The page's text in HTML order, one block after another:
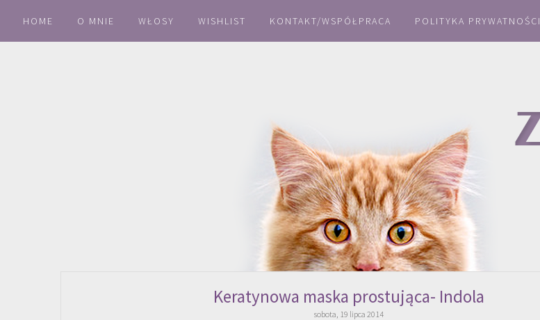
HOME O MNIE WŁOSY WISHLIST KONTAKT/WSPÓŁPRACA POLITYKA PRYWATNOŚCI
Keratynowa maska prostująca- Indola
sobota, 19 lipca 2014